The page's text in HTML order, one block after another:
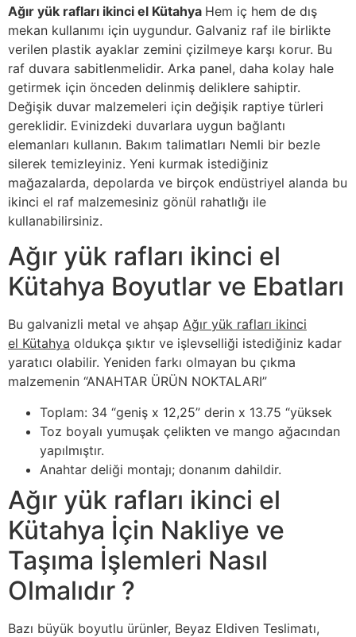
Ağır yük rafları ikinci el Kütahya Hem iç hem de dış
mekan kullanımı için uygundur. Galvaniz raf ile birlikte
verilen plastik ayaklar zemini çizilmeye karşı korur. Bu
raf duvara sabitlenmelidir. Arka panel, daha kolay hale
getirmek için önceden delinmiş deliklere sahiptir.
Değişik duvar malzemeleri için değişik raptiye türleri
gereklidir. Evinizdeki duvarlara uygun bağlantı
elemanları kullanın. Bakım talimatları Nemli bir bezle
silerek temizleyiniz. Yeni kurmak istediğiniz
mağazalarda, depolarda ve birçok endüstriyel alanda bu
ikinci el raf malzemesiniz gönül rahatlığı ile
kullanabilirsiniz.
Ağır yük rafları ikinci el
Kütahya Boyutlar ve Ebatları
Bu galvanizli metal ve ahşap Ağır yük rafları ikinci
el Kütahya oldukça şıktır ve işlevselliği istediğiniz kadar
yaratıcı olabilir. Yeniden farkı olmayan bu çıkma
malzemenin “ANAHTAR ÜRÜN NOKTALARI”
Toplam: 34 “geniş x 12,25” derin x 13.75 “yüksek
Toz boyalı yumuşak çelikten ve mango ağacından
yapılmıştır.
Anahtar deliği montajı; donanım dahildir.
Ağır yük rafları ikinci el
Kütahya İçin Nakliye ve
Taşıma İşlemleri Nasıl
Olmalıdır ?
Bazı büyük boyutlu ürünler, Beyaz Eldiven Teslimatı,